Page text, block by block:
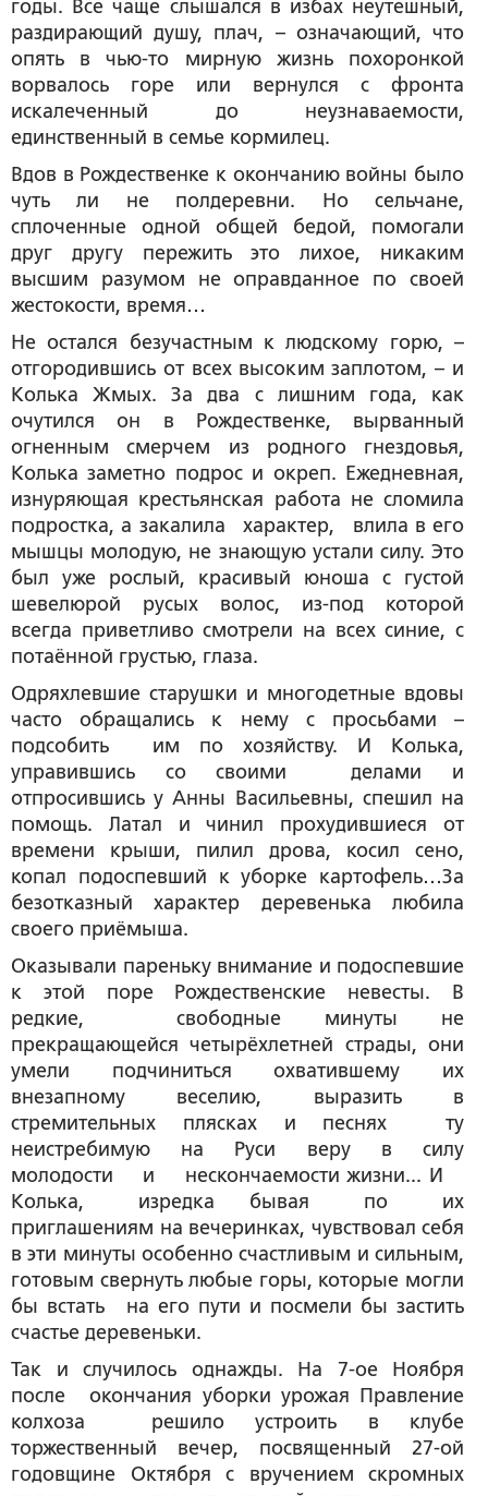
годы. Все чаще слышался в избах неутешный,
раздирающий душу, плач, – означающий, что
опять в чью-то мирную жизнь похоронкой
ворвалось горе или вернулся с фронта
искалеченный до неузнаваемости,
единственный в семье кормилец.
Вдов в Рождественке к окончанию войны было
чуть ли не полдеревни. Но сельчане,
сплоченные одной общей бедой, помогали
друг другу пережить это лихое, никаким
высшим разумом не оправданное по своей
жестокости, время…
Не остался безучастным к людскому горю, –
отгородившись от всех высоким заплотом, – и
Колька Жмых. За два с лишним года, как
очутился он в Рождественке, вырванный
огненным смерчем из родного гнездовья,
Колька заметно подрос и окреп. Ежедневная,
изнуряющая крестьянская работа не сломила
подростка, а закалила характер, влила в его
мышцы молодую, не знающую устали силу. Это
был уже рослый, красивый юноша с густой
шевелюрой русых волос, из-под которой
всегда приветливо смотрели на всех синие, с
потаённой грустью, глаза.
Одряхлевшие старушки и многодетные вдовы
часто обращались к нему с просьбами –
подсобить им по хозяйству. И Колька,
управившись со своими делами и
отпросившись у Анны Васильевны, спешил на
помощь. Латал и чинил прохудившиеся от
времени крыши, пилил дрова, косил сено,
копал подоспевший к уборке картофель…За
безотказный характер деревенька любила
своего приёмыша.
Оказывали пареньку внимание и подоспевшие
к этой поре Рождественские невесты. В
редкие, свободные минуты не
прекращающейся четырёхлетней страды, они
умели подчиниться охватившему их
внезапному веселию, выразить в
стремительных плясках и песнях ту
неистребимую на Руси веру в силу
молодости и нескончаемости жизни... И
Колька, изредка бывая по их
приглашениям на вечеринках, чувствовал себя
в эти минуты особенно счастливым и сильным,
готовым свернуть любые горы, которые могли
бы встать на его пути и посмели бы застить
счастье деревеньки.
Так и случилось однажды. На 7-ое Ноября
после окончания уборки урожая Правление
колхоза решило устроить в клубе
торжественный вечер, посвященный 27-ой
годовщине Октября с вручением скромных